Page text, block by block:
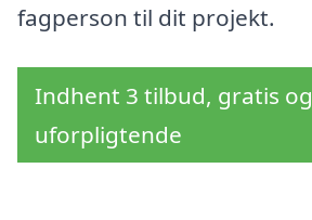
fagperson til dit projekt.
Indhent 3 tilbud, gratis og
uforpligtende